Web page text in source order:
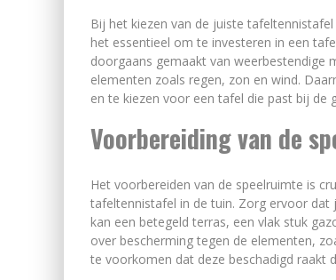
Bij het kiezen van de juiste
het essentieel om te investeren in een
doorgaans gemaakt van weerbestendige
elementen zoals regen, zon en wind.
en te kiezen voor een tafel die past bij de
Voorbereiding van de
Het voorbereiden van de speelruimte is
tafeltennistafel in de tuin. Zorg ervoor
kan een betegeld terras, een vlak stuk
over bescherming tegen de elementen,
te voorkomen dat deze beschadigd raakt